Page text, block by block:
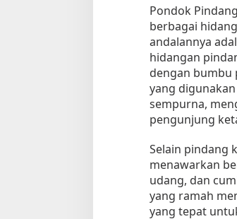
Pondok
berbagai
andalannya
hidangan
dengan bumbu
yang
sempurna,
pengunjung
Selain pindang
menawarkan
udang, dan
yang ramah
yang tepat
Tempat Makan All You Can Eat di
3 Januari 2025